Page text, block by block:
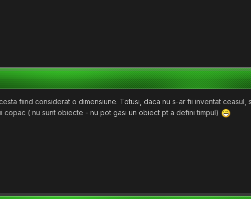
fiind considerat o dimensiune. Totusi, daca nu s-ar fii inventat ceasul,
copac ( nu sunt obiecte - nu pot gasi un obiect pt a defini timpul)